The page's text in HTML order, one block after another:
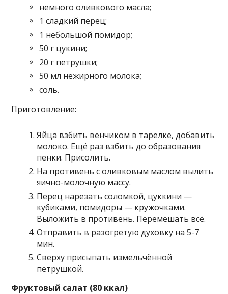
немного оливкового масла;
1 сладкий перец;
1 небольшой помидор;
50 г цукини;
20 г петрушки;
50 мл нежирного молока;
соль.
Приготовление:
Яйца взбить венчиком в тарелке, добавить
молоко. Ещё раз взбить до образования
пенки. Присолить.
На противень с оливковым маслом вылить
яично-молочную массу.
Перец нарезать соломкой, цуккини —
кубиками, помидоры — кружочками.
Выложить в противень. Перемешать всё.
Отправить в разогретую духовку на 5-7
мин.
Сверху присыпать измельчённой
петрушкой.
Фруктовый салат (80 ккал)